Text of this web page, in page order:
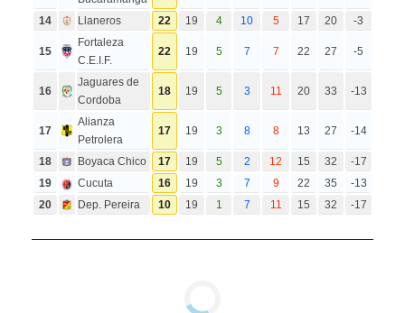
14 Llaneros 22 19 4 10 5 17 20 -3
15
Fortaleza
C.E.I.F.
22 19 5 7 7 22 27 -5
16
Jaguares de
Cordoba
18 19 5 3 11 20 33 -13
17
Alianza
Petrolera
17 19 3 8 8 13 27 -14
18 Boyaca Chico 17 19 5 2 12 15 32
-17
19
Cucuta 16 19 3 7 9 22 35
-13
20
Dep. Pereira 10 19 1 7 11 15 32 -17